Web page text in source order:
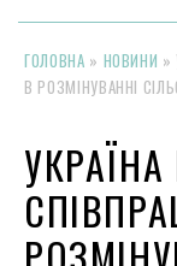
ГОЛОВНА » НОВИНИ »
В РОЗМІНУВАННІ